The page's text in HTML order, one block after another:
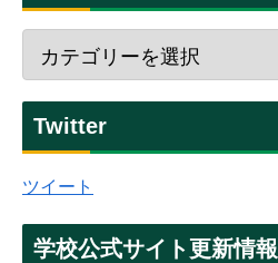
Twitter
ツイート
学校公式サイト更新情報